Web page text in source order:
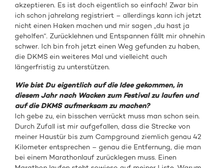
akzeptieren. Es ist doch eigentlich so einfach! Zwar bin
ich schon jahrelang registriert – allerdings kann ich jetzt
nicht einen Haken machen und mir sagen „du hast ja
geholfen“. Zurücklehnen und Entspannen fällt mir ohnehin
schwer. Ich bin froh jetzt einen Weg gefunden zu haben,
die DKMS ein weiteres Mal und vielleicht auch
längerfristig zu unterstützen.
Wie bist Du eigentlich auf die Idee gekommen, in
diesem Jahr nach Wacken zum Festival zu laufen und
auf die DKMS aufmerksam zu machen?
Ich gebe zu, ein bisschen verrückt muss man schon sein.
Durch Zufall ist mir aufgefallen, dass die Strecke von
meiner Haustür bis zum Campground ziemlich genau 42
Kilometer entsprechen – genau die Entfernung, die man
bei einem Marathonlauf zurücklegen muss. Einen